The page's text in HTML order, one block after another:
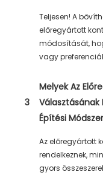
Teljesen! A
előregyártott
módosítását,
vagy
3
Melyek Az
Választásának
Építési
Az előregyártott
rendelkeznek,
gyors